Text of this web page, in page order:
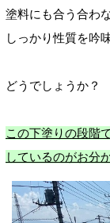
塗料にも合う合わ
しっかり性質を吟
どうでしょうか？
この下塗りの段階
しているのがお分